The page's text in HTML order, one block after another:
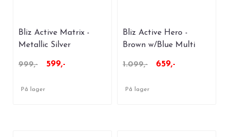
Bliz Active Matrix -
Metallic Silver
999,- 599,-
På lager
Bliz Active Hero -
Brown w/Blue Multi
1.099,-
659,-
På lager